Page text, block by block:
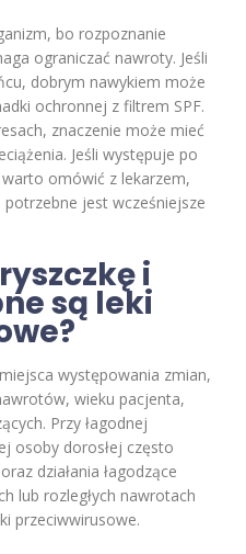
bo rozpoznanie
ograniczać nawroty. Jeśli
dobrym nawykiem może
ochronnej z filtrem SPF.
znaczenie może mieć
Jeśli występuje po
omówić z lekarzem,
jest wcześniejsze
i
są leki
występowania zmian,
wieku pacjenta,
Przy łagodnej
osoby dorosłej często
działania łagodzące
lub rozległych nawrotach
przeciwwirusowe.